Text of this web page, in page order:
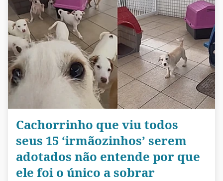
Cachorrinho que viu todos
seus 15 ‘irmãozinhos’ serem
adotados não entende por que
ele foi o único a sobrar